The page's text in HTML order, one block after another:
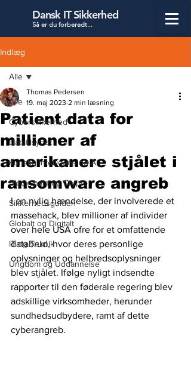
Dansk IT Sikkerhed
Så er du forberedt...
Indlæg
Alle
Cybersikkerhed
Datatilsynet
Kunstig Intelligens og AI
Blockchain og Crypto
Sikkerhedsguiden
Globalt og Digitalt
IT og Teknik
Ungdom og Uddannelse
Alle
Patient data for
millioner af
amerikanere stjålet i
ransomware angreb
Thomas Pedersen
19. maj 2023 2 min læsning
I en nylig hændelse, der involverede et
massehack, blev millioner af individer
over hele USA ofre for et omfattende
databrud, hvor deres personlige
oplysninger og helbredsoplysninger
blev stjålet. Ifølge nyligt indsendte
rapporter til den føderale regering blev
adskillige virksomheder, herunder
sundhedsudbydere, ramt af dette
cyberangreb.